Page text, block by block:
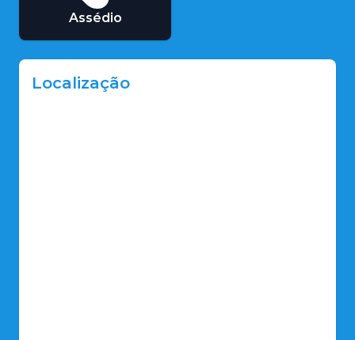
Assédio
Localização